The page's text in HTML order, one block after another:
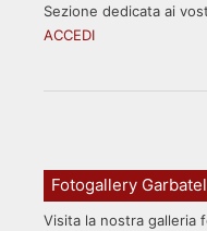
Sezione dedicata ai
ACCEDI
Fotogallery
Visita la nostra galleria